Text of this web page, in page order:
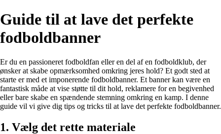
Guide til at lave det perfekte
fodboldbanner
Er du en passioneret fodboldfan eller en del af en fodboldklub, der
ønsker at skabe opmærksomhed omkring jeres hold? Et godt sted at
starte er med et imponerende fodboldbanner. Et banner kan være en
fantastisk måde at vise støtte til dit hold, reklamere for en begivenhed
eller bare skabe en spændende stemning omkring en kamp. I denne
guide vil vi give dig tips og tricks til at lave det perfekte fodboldbanner.
1. Vælg det rette materiale